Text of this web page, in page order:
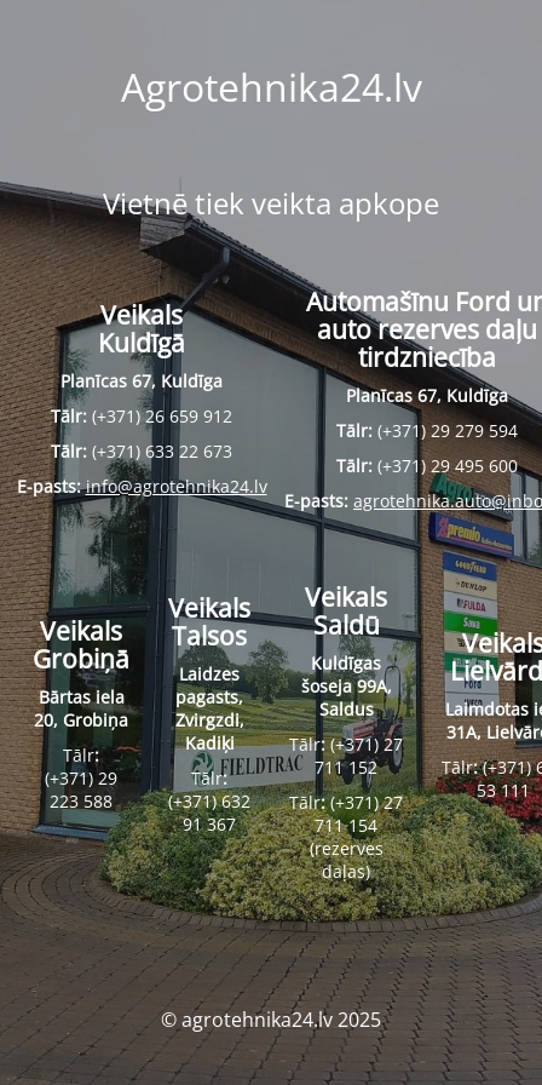
Agrotehnika24.lv
Vietnē tiek veikta apkope
Veikals
Kuldīgā
Planīcas 67, Kuldīga
Tālr: (+371) 26 659 912
Tālr: (+371) 633 22 673
E-pasts:info@agrotehnika24.lv
Automašīnu Ford
auto rezerves daļu
tirdzniecība
Planīcas 67, Kuldīga
Tālr: (+371) 29 279 594
Tālr: (+371) 29 495 600
E-pasts:
Veikals
Grobiņā
Bārtas iela
20, Grobiņa
Tālr:
(+371) 29
223 588
Veikals
Talsos
Laidzes
pagasts,
Zvirgzdi,
Kadiķi
Tālr:
(+371) 632
91 367
Veikals
Saldū
Kuldīgas
šoseja 99A,
Saldus
Tālr:(+371) 27
711 152
Tālr:(+371) 27
711 154
(rezerves
daļas)
Laimdotas
31A,
Tālr:(+371)
53 111
© agrotehnika24.lv 2025